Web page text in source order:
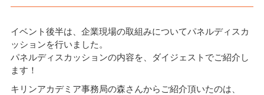
イベント後半は、企業現場の取組みについてパネルディスカ
ッションを行いました。
パネルディスカッションの内容を、ダイジェストでご紹介し
ます！
キリンアカデミア事務局の森さんからご紹介頂いたのは、